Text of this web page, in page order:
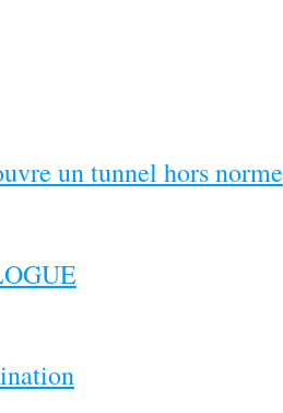
un tunnel hors norme